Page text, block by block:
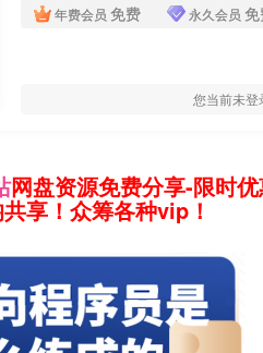
年费会员 免费 永久会员
您当前未登
网盘资源免费分享-限时
享！众筹各种vip！